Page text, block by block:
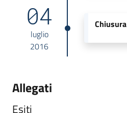
04
luglio
2016
Allegati
Esiti